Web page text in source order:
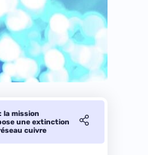
la mission
une extinction
cuivre